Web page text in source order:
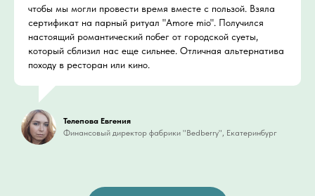
чтобы мы могли провести время вместе с пользой. Взяла
сертификат на парный ритуал "Amore mio". Получился
настоящий романтический побег от городской суеты,
который сблизил нас еще сильнее. Отличная альтернатива
походу в ресторан или кино.
Телепова Евгения
Финансовый директор фабрики "Bedberry", Екатеринбург